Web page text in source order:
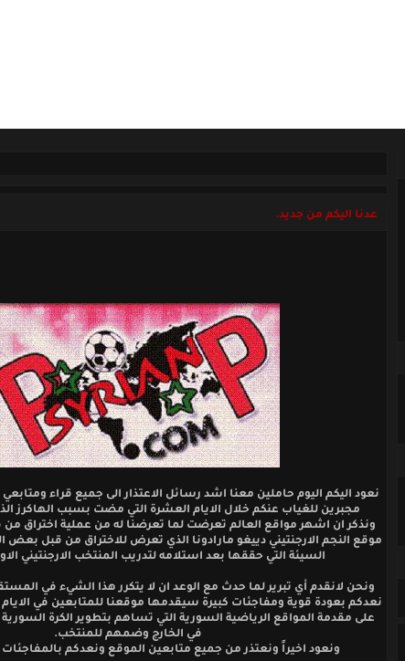
عدنا اليكم من جديد.
نعود اليكم اليوم حاملين معنا اشد رسائل الاعتذار الى جميع قراء
مجبرين للغياب عنكم خلال الايام العشرة التي مضت بسبب الهاكرز
ونذكر ان اشهر مواقع العالم تعرضت لما تعرضنا له من عملية اختراق من
موقع النجم الارجنتيني دييغو مارادونا الذي تعرض للاختراق من قبل بعض
السيئة التي حققها بعد استلامه لتدريب المنتخب الارجنتيني
ونحن لانقدم أي تبرير لما حدث مع الوعد ان لا يتكرر هذا الشيء في
نعدكم بعودة قوية ومفاجئات كبيرة سيقدمها موقعنا للمتابعين في الايام
على مقدمة المواقع الرياضية السورية التي تساهم بتطوير الكرة السورية
في الخارج وضمهم للمنتخب.
ونعود اخيراً ونعتذر من جميع متابعين الموقع ونعدكم بالمفاجئات